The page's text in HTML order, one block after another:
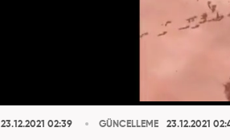
23.12.2021 02:39 GÜNCELLEME 23.12.2021